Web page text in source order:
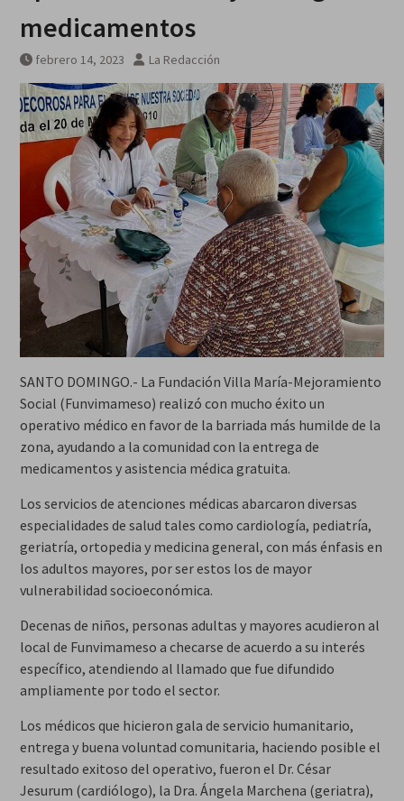
medicamentos
febrero 14, 2023 La Redacción
SANTO DOMINGO.- La Fundación Villa María-Mejoramiento
Social (Funvimameso) realizó con mucho éxito un
operativo médico en favor de la barriada más humilde de la
zona, ayudando a la comunidad con la entrega de
medicamentos y asistencia médica gratuita.
Los servicios de atenciones médicas abarcaron diversas
especialidades de salud tales como cardiología, pediatría,
geriatría, ortopedia y medicina general, con más énfasis en
los adultos mayores, por ser estos los de mayor
vulnerabilidad socioeconómica.
Decenas de niños, personas adultas y mayores acudieron al
local de Funvimameso a checarse de acuerdo a su interés
específico, atendiendo al llamado que fue difundido
ampliamente por todo el sector.
Los médicos que hicieron gala de servicio humanitario,
entrega y buena voluntad comunitaria, haciendo posible el
resultado exitoso del operativo, fueron el Dr. César
Jesurum (cardiólogo), la Dra. Ángela Marchena (geriatra),